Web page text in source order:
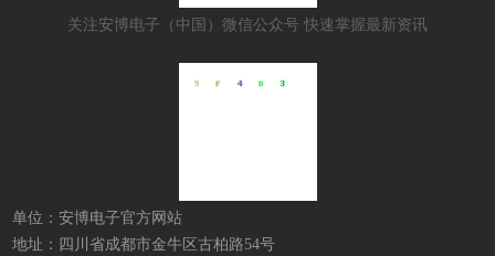
关注安博电子（中国）微信公众号 快速掌握最新资讯
单位：安博电子官方网站
地址：四川省成都市金牛区古柏路54号